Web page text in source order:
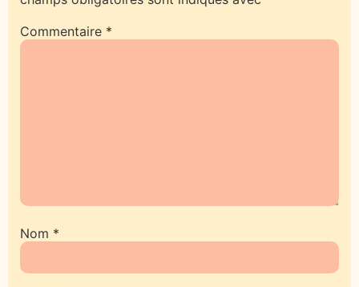
Commentaire *
Nom *